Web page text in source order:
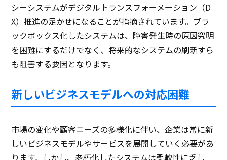
シーシステムがデジタルトランスフォーメーション（D
X）推進の足かせになることが指摘されています。ブラ
ックボックス化したシステムは、障害発生時の原因究明
を困難にするだけでなく、将来的なシステムの刷新すら
も阻害する要因となります。
新しいビジネスモデルへの対応困難
市場の変化や顧客ニーズの多様化に伴い、企業は常に新
しいビジネスモデルやサービスを展開していく必要があ
ります。しかし、老朽化したシステムは柔軟性に乏し